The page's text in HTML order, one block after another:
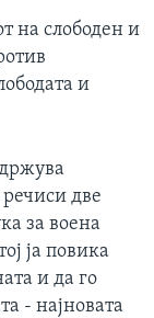
на слободен и
и
две
за воена
ја повика
и да го
- најновата